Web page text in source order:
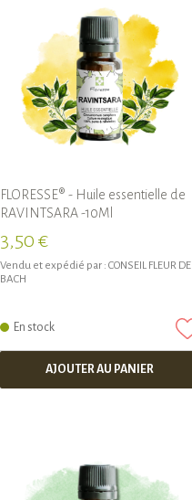
FLORESSE® - Huile essentielle de
RAVINTSARA -10Ml
3,50 €
Vendu et expédié par : CONSEIL FLEUR DE
BACH
En stock
AJOUTER AU PANIER